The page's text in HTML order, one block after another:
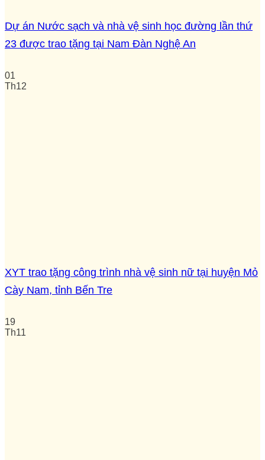
Dự án Nước sạch và nhà vệ sinh học đường lần thứ
23 được trao tặng tại Nam Đàn Nghệ An
01
Th12
XYT trao tặng công trình nhà vệ sinh nữ tại huyện Mỏ
Cày Nam, tỉnh Bến Tre
19
Th11